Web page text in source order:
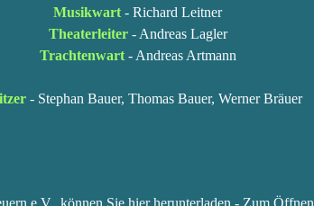
Musikwart - Richard Leitner
Theaterleiter - Andreas Lagler
Trachtenwart- Andreas Artmann
- Stephan Bauer, Thomas Bauer, Werner Bräuer
e.V. können Sie hier herunterladen - Zum Öffnen